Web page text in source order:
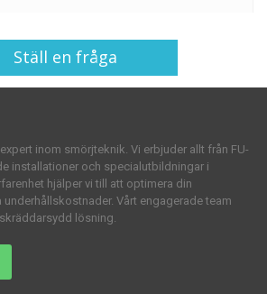
Ställ en fråga
inom smörjteknik. Vi erbjuder allt från FU-
installationer och specialutbildningar i
hjälper vi till att optimera din
Vårt engagerade team
lösning.